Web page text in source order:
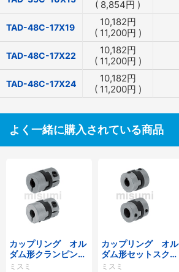
( 8,854円 )
TAD-48C-17X19 10,182円
( 11,200円 )
TAD-48C-17X22 10,182円
( 11,200円 )
TAD-48C-17X24 10,182円
( 11,200円 )
よく一緒に購入されている商品
カップリング オル
ダム形クランピング
タイプ
ミスミ
カップリング オル
ダム形セットスクリ
ュータイプ
ミスミ